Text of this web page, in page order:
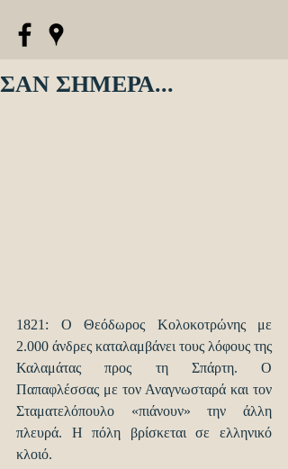
ΣΑΝ ΣΗΜΕΡΑ...
1821: Ο Θεόδωρος Κολοκοτρώνης με
2.000 άνδρες καταλαμβάνει τους λόφους της
Καλαμάτας προς τη Σπάρτη. Ο
Παπαφλέσσας με τον Αναγνωσταρά και τον
Σταματελόπουλο «πιάνουν» την άλλη
πλευρά. Η πόλη βρίσκεται σε ελληνικό
κλοιό.